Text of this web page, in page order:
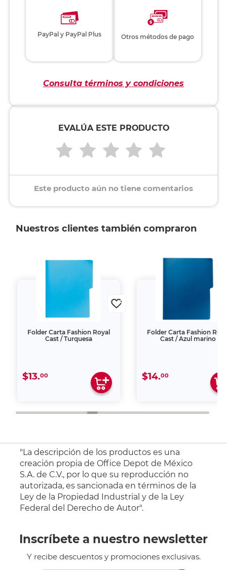
PayPal y PayPal Plus Otros métodos de pago
Consulta términos y condiciones
EVALÚA ESTE PRODUCTO
Este producto aún no tiene comentarios
Nuestros clientes también compraron
Folder Carta Fashion Royal
Cast / Turquesa
$13.00
Folder Carta Fashion
Cast / Azul marino
$14.00
"La descripción de los productos es una
creación propia de Office Depot de México
S.A. de C.V., por lo que su reproducción no
autorizada, es sancionada en términos de la
Ley de la Propiedad Industrial y de la Ley
Federal del Derecho de Autor".
Inscríbete a nuestro newsletter
Y recibe descuentos y promociones exclusivas.